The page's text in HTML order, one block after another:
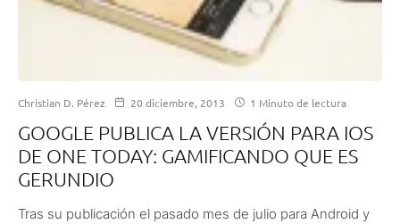
Christian D. Pérez 20 diciembre, 2013 1 Minuto de lectura
GOOGLE PUBLICA LA VERSIÓN PARA IOS
DE ONE TODAY: GAMIFICANDO QUE ES
GERUNDIO
Tras su publicación el pasado mes de julio para Android y